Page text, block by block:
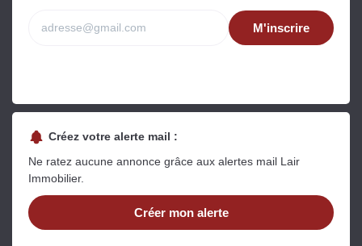
M'inscrire
Créez votre alerte mail :
Ne ratez aucune annonce grâce aux alertes mail Lair
Immobilier.
Créer mon alerte